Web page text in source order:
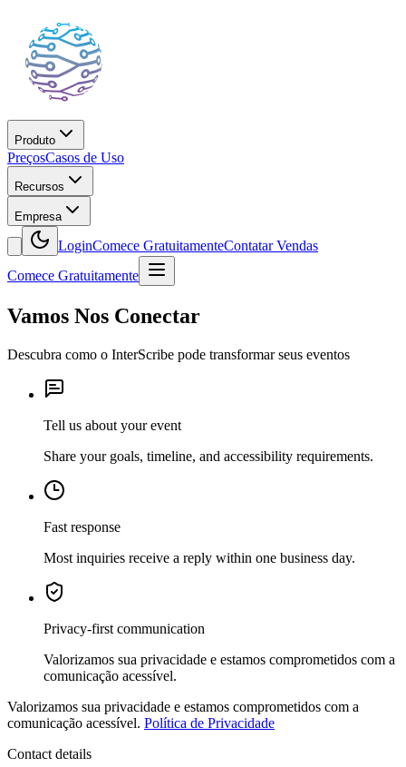
Produto
PreçosCasos de Uso
Recursos
Empresa
LoginComece GratuitamenteContatar Vendas
Comece Gratuitamente
Vamos Nos Conectar
Descubra como o InterScribe pode transformar seus eventos
Tell us about your event
Share your goals, timeline, and accessibility requirements.
Fast response
Most inquiries receive a reply within one business day.
Privacy-first communication
Valorizamos sua privacidade e estamos comprometidos com a
comunicação acessível.
Valorizamos sua privacidade e estamos comprometidos com a
comunicação acessível. Política de Privacidade
Contact details